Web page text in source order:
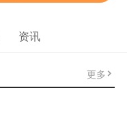
资讯
更多